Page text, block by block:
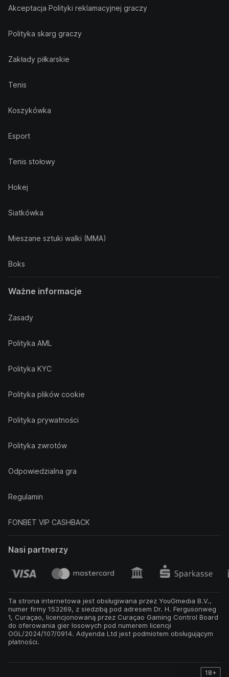
Akceptacja Polityki reklamacyjnej graczy
Polityka skarg graczy
Zakłady piłkarskie
Tenis
Koszykówka
Esport
Tenis stołowy
Hokej
Siatkówka
Mieszane sztuki walki (MMA)
Boks
Ważne informacje
Zasady
Polityka AML
Polityka KYC
Polityka plików cookie
Polityka prywatności
Polityka zwrotów
Odpowiedzialna gra
Regulamin
FONBET VIP CASHBACK
Nasi partnerzy
Ta strona internetowa jest obsługiwana przez YouGmedia B.V.,
numer firmy 153269, z siedzibą pod adresem Dr. H. Fergusonweg
1, Curaçao, licencjonowaną przez Curaçao Gaming Control Board
do oferowania gier losowych pod numerem licencji
OGL/2024/107/0914. Adyenda Ltd jest podmiotem obsługującym
płatności.
18+